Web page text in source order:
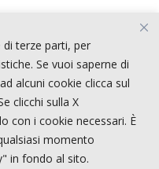
terze parti, per
Se vuoi saperne di
alcuni cookie clicca sul
clicchi sulla X
con i cookie necessari. È
momento
in fondo al sito.